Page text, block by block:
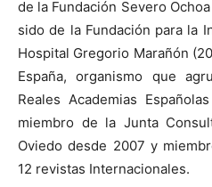
de la Fundación Severo
sido de la Fundación para la
Hospital Gregorio Marañón
España, organismo que
Reales Academias
miembro de la Junta
Oviedo desde 2007 y
12 revistas Internacionales.